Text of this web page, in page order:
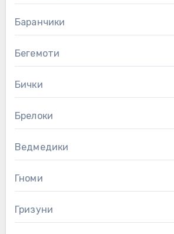
Баранчики
Бегемоти
Бички
Брелоки
Ведмедики
Гноми
Гризуни